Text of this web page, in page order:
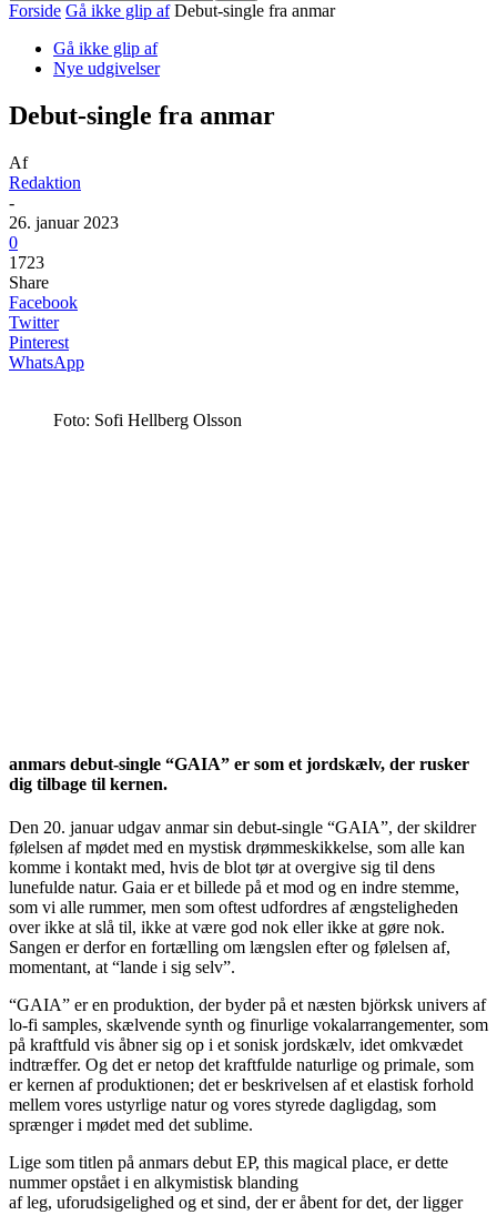
Forside Gå ikke glip af Debut-single fra anmar
Gå ikke glip af
Nye udgivelser
Debut-single fra anmar
Af
Redaktion
-
26. januar 2023
0
1723
Share
Facebook
Twitter
Pinterest
WhatsApp
Foto: Sofi Hellberg Olsson
anmars debut-single “GAIA” er som et jordskælv, der rusker
dig tilbage til kernen.
Den 20. januar udgav anmar sin debut-single “GAIA”, der skildrer
følelsen af mødet med en mystisk drømmeskikkelse, som alle kan
komme i kontakt med, hvis de blot tør at overgive sig til dens
lunefulde natur. Gaia er et billede på et mod og en indre stemme,
som vi alle rummer, men som oftest udfordres af ængsteligheden
over ikke at slå til, ikke at være god nok eller ikke at gøre nok.
Sangen er derfor en fortælling om længslen efter og følelsen af,
momentant, at “lande i sig selv”.
“GAIA” er en produktion, der byder på et næsten björksk univers af
lo-fi samples, skælvende synth og finurlige vokalarrangementer, som
på kraftfuld vis åbner sig op i et sonisk jordskælv, idet omkvædet
indtræffer. Og det er netop det kraftfulde naturlige og primale, som
er kernen af produktionen; det er beskrivelsen af et elastisk forhold
mellem vores ustyrlige natur og vores styrede dagligdag, som
sprænger i mødet med det sublime.
Lige som titlen på anmars debut EP, this magical place, er dette
nummer opstået i en alkymistisk blanding
af leg, uforudsigelighed og et sind, der er åbent for det, der ligger